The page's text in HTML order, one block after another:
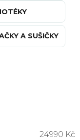
A SUŠIČKY
24990 Kč